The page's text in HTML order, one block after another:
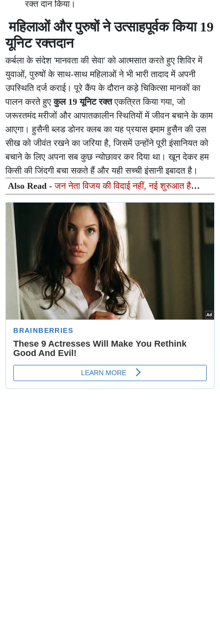
रक्त दान किया।
महिलाओं और पुरुषों ने उत्साहपूर्वक किया 19
यूनिट रक्तदान
कर्बला के संदेश 'मानवता की सेवा' को आत्मसात करते हुए शिविर में
युवाओं, पुरुषों के साथ-साथ महिलाओं ने भी भारी तादाद में अपनी
उपस्थिति दर्ज कराई। पूरे कैंप के दौरान कड़े चिकित्सा मानकों का
पालन करते हुएकुल 19 यूनिट रक्तएकत्रित किया गया, जो
जरूरतमंद मरीजों और आपातकालीन स्थितियों में जीवन बचाने के काम
आएगा। हुसैनी ब्लड डोनर क्लब का यह प्रयास इमाम हुसैन की उस
सीख को जीवंत रखने का जरिया है, जिसमें उन्होंने पूरी इंसानियत को
बचाने के लिए अपना सब कुछ न्योछावर कर दिया था। खून देकर हम
किसी की जिंदगी बचा सकते हैं और यही सच्ची इंसानी इबादत है।
Also Read -जन नेता विजय की विदाई नहीं, नई शुरुआत है
निर्देशक एच. विनोथ के बयान ने बढ़ाई चर्चा